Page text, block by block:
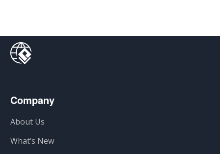
Company
About Us
What’s New